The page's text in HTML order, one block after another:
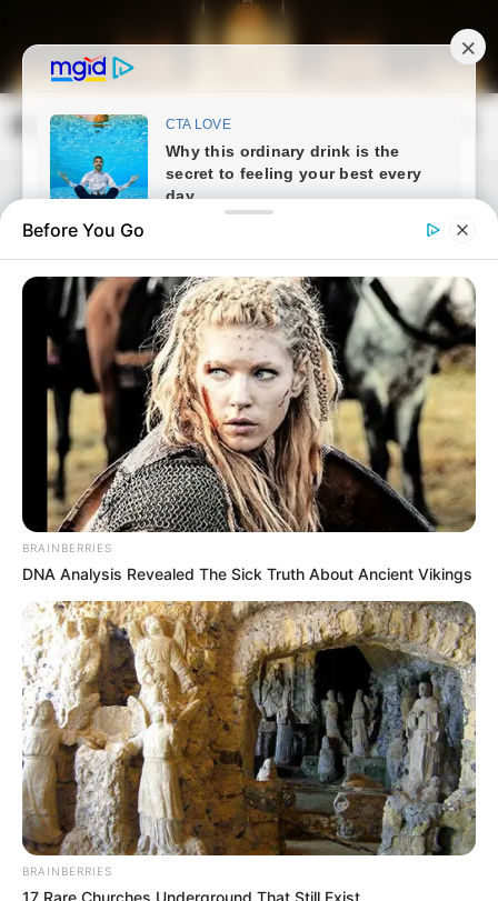
content
Magyarország Kincsei
Before You Go
BRAINBERRIES
DNA Analysis Revealed The Sick Truth About Ancient Vikings
BRAINBERRIES